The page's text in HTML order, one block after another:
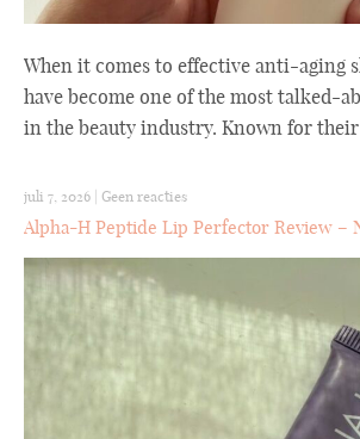
When it comes to effective anti-aging
have become one of the most talked-
in the beauty industry. Known for
juli 7, 2026 Geen reacties
Alpha-H Peptide Lip Perfector Review –